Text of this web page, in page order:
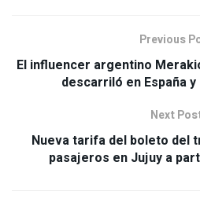
Previous
El influencer argentino
descarriló en España
Next
Nueva tarifa del boleto del
pasajeros en Jujuy a